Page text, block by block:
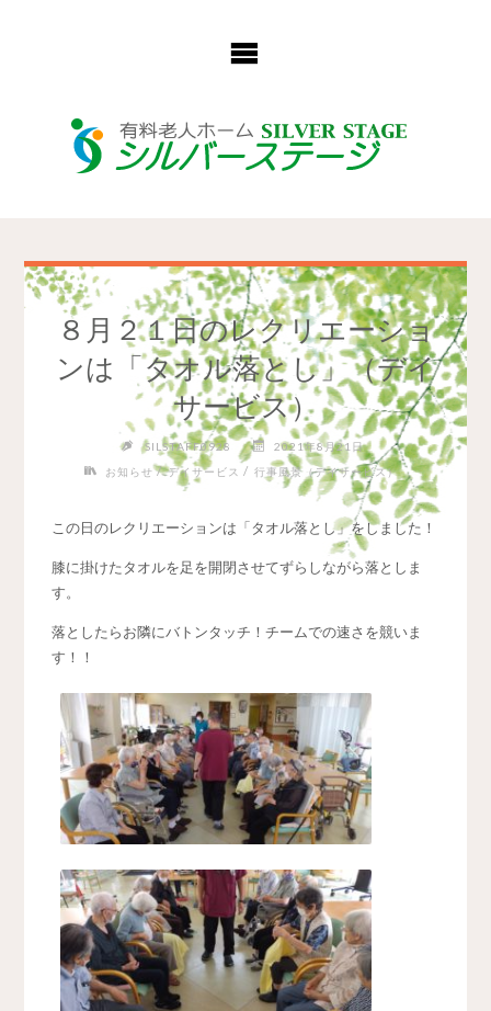
８月２１日のレクリエーショ
ンは「タオル落とし」（デイ
サービス）
SILSTAFF0928
2021年8月21日
お知らせ/デイサービス / 行事風景（デイサービス）
この日のレクリエーションは「タオル落とし」をしました！
膝に掛けたタオルを足を開閉させてずらしながら落としま
す。
落としたらお隣にバトンタッチ！チームでの速さを競いま
す！！